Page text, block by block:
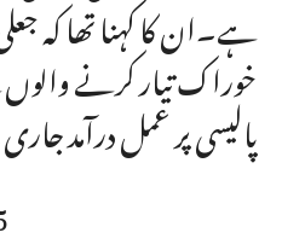
ہے۔ان کا کہنا تھا کہ
خوراک تیار کرنے
پالیسی پر عمل درآمد